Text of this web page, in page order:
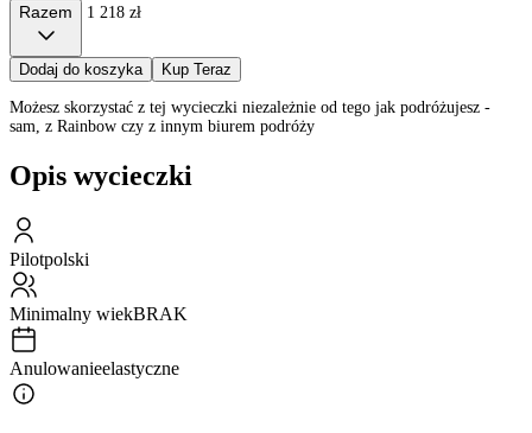
Razem 1 218 zł
Dodaj do koszyka Kup Teraz
Możesz skorzystać z tej wycieczki niezależnie od tego jak podróżujesz -
sam, z Rainbow czy z innym biurem podróży
Opis wycieczki
Pilotpolski
Minimalny wiekBRAK
Anulowanieelastyczne